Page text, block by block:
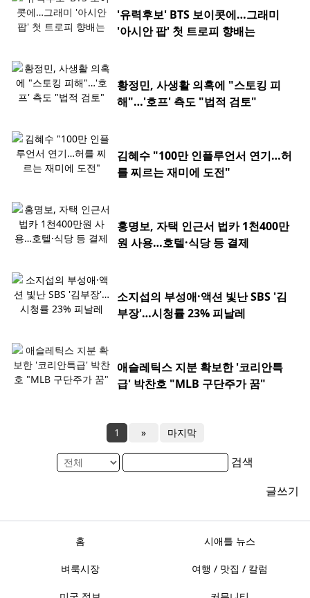
'유력후보' BTS 보이콧에…그래미
'아시안 팝' 첫 트로피 향배는
황정민, 사생활 의혹에 "스토킹 피
해"…'호프' 측도 "법적 검토"
김혜수 "100만 인플루언서 연기…허
를 찌르는 재미에 도전"
홍명보, 자택 인근서 법카 1천400만
원 사용…호텔·식당 등 결제
소지섭의 부성애·액션 빛난 SBS '김
부장'…시청률 23% 피날레
애슬레틱스 지분 확보한 '코리안특
급' 박찬호 "MLB 구단주가 꿈"
1 » 마지막
검색
글쓰기
홈 시애틀 뉴스
벼룩시장 여행 / 맛집 / 칼럼